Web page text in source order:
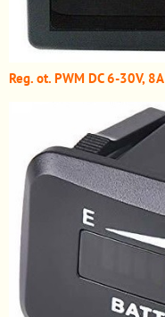
Reg. ot. PWM DC 6-30V, 8A